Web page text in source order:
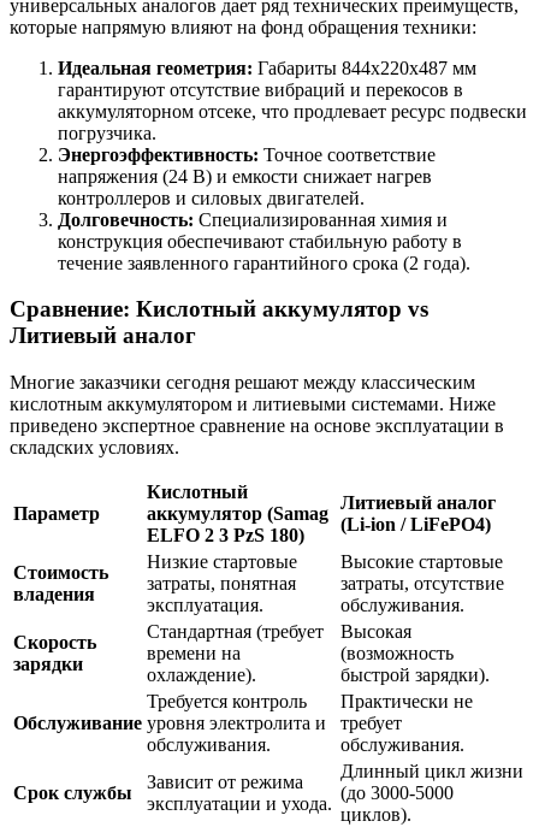
универсальных аналогов дает ряд технических преимуществ,
которые напрямую влияют на фонд обращения техники:
Идеальная геометрия: Габариты 844x220x487 мм
гарантируют отсутствие вибраций и перекосов в
аккумуляторном отсеке, что продлевает ресурс подвески
погрузчика.
Энергоэффективность: Точное соответствие
напряжения (24 В) и емкости снижает нагрев
контроллеров и силовых двигателей.
Долговечность: Специализированная химия и
конструкция обеспечивают стабильную работу в
течение заявленного гарантийного срока (2 года).
Сравнение: Кислотный аккумулятор vs
Литиевый аналог
Многие заказчики сегодня решают между классическим
кислотным аккумулятором и литиевыми системами. Ниже
приведено экспертное сравнение на основе эксплуатации в
складских условиях.
Параметр
Кислотный
аккумулятор (Samag
ELFO 2 3 PzS 180)
Литиевый аналог
(Li-ion / LiFePO4)
Стоимость
владения
Низкие стартовые
затраты, понятная
эксплуатация.
Высокие стартовые
затраты, отсутствие
обслуживания.
Скорость
зарядки
Стандартная (требует
времени на
охлаждение).
Высокая
(возможность
быстрой зарядки).
Обслуживание
Требуется контроль
уровня электролита и
обслуживания.
Практически не
требует
обслуживания.
Срок службы
Зависит от режима
эксплуатации и ухода.
Длинный цикл жизни
(до 3000-5000
циклов).